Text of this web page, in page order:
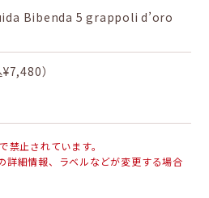
Bibenda 5 grappoli d’oro
）
止されています。
細情報、ラベルなどが変更する場合